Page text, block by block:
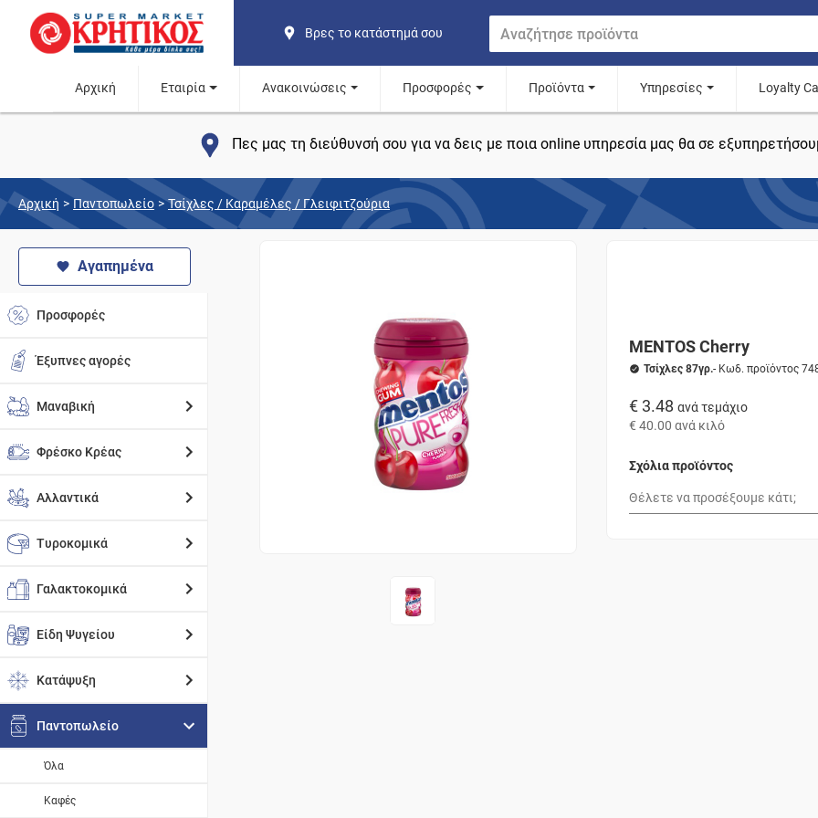
Βρες το κατάστημά σου
Αρχική Εταιρία Ανακοινώσεις Προσφορές Προϊόντα Υπηρεσίες Loyalty
Πες μας τη διεύθυνσή σου για να δεις με ποια online υπηρεσία μας θα σε
Αρχική > Παντοπωλείο > Τσίχλες / Καραμέλες / Γλειφιτζούρια
Αγαπημένα
Προσφορές
Έξυπνες αγορές
Μαναβική
Φρέσκο Κρέας
Αλλαντικά
Τυροκομικά
Γαλακτοκομικά
Είδη Ψυγείου
Κατάψυξη
Παντοπωλείο
Όλα
Καφές
MENTOS Cherry
Τσίχλες 87γρ.- Κωδ. προϊόντος
€ 3.48 ανά τεμάχιο
€ 40.00 ανά κιλό
Σχόλια προϊόντος